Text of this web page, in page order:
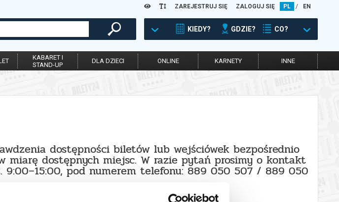
ZAREJESTRUJ SIĘ ZALOGUJ SIĘ PL / EN
KIEDY? GDZIE? CO?
KABARET I
STAND-UP
DLA DZIECI ONLINE KARNETY INNE
dostępności biletów lub wejściówek bezpośrednio
dostępnych miejsc. W razie pytań prosimy o kontakt
9:00–15:00, pod numerem telefonu: 889 050 507 / 889 050